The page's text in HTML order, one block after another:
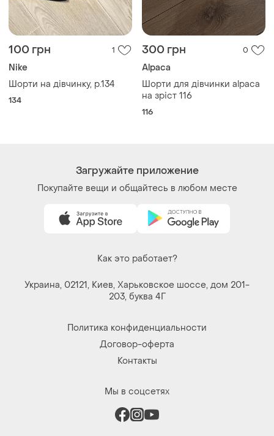
100 грн 1
Nike
Шорти на дівчинку, р.134
134
300 грн 0
Alpaca
Шорти для дівчинки alpaca
на зріст 116
116
Загружайте приложение
Покупайте вещи и общайтесь в любом месте
Как это работает?
Украина, 02121, Киев, Харьковское шоссе, дом 201-
203, буква 4Г
Политика конфиденциальности
Договор-оферта
Контакты
Мы в соцсетях